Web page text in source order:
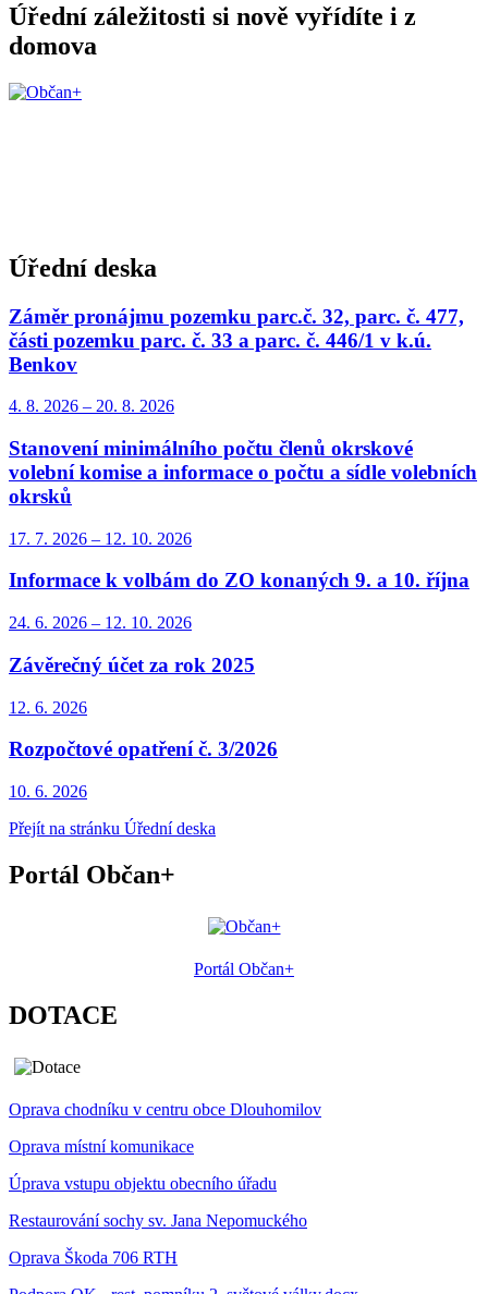
Úřední záležitosti si nově vyřídíte i z
domova
Úřední deska
Záměr pronájmu pozemku parc.č. 32, parc. č. 477,
části pozemku parc. č. 33 a parc. č. 446/1 v k.ú.
Benkov
4. 8. 2026 – 20. 8. 2026
Stanovení minimálního počtu členů okrskové
volební komise a informace o počtu a sídle volebních
okrsků
17. 7. 2026 – 12. 10. 2026
Informace k volbám do ZO konaných 9. a 10. října
24. 6. 2026 – 12. 10. 2026
Závěrečný účet za rok 2025
12. 6. 2026
Rozpočtové opatření č. 3/2026
10. 6. 2026
Přejít na stránku Úřední deska
Portál Občan+
Portál Občan+
DOTACE
Oprava chodníku v centru obce Dlouhomilov
Oprava místní komunikace
Úprava vstupu objektu obecního úřadu
Restaurování sochy sv. Jana Nepomuckého
Oprava Škoda 706 RTH